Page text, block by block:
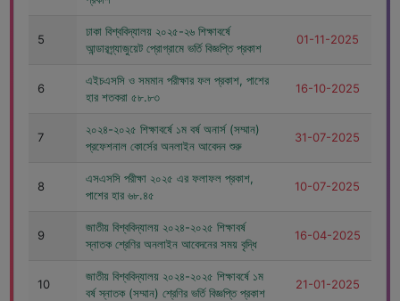
5
ঢাকা বিশ্ববিদ্যালয় ২০২৫-২৬ শিক্ষাবর্ষে
আন্ডারগ্র্যাজুয়েট প্রোগ্রামে ভর্তি বিজ্ঞপ্তি প্রকাশ
01-11-2025
6
এইচএসসি ও সমমান পরীক্ষার ফল প্রকাশ, পাশের
হার শতকরা ৫৮.৮৩
16-10-2025
7
২০২৪-২০২৫ শিক্ষাবর্ষে ১ম বর্ষ অনার্স (সম্মান)
প্রফেশনাল কোর্সের অনলাইন আবেদন শুরু
31-07-2025
8
এসএসসি পরীক্ষা ২০২৫ এর ফলাফল প্রকাশ,
পাশের হার ৬৮.৪৫
10-07-2025
9
জাতীয় বিশ্ববিদ্যালয় ২০২৪-২০২৫ শিক্ষাবর্ষ
স্নাতক শ্রেণির অনলাইন আবেদনের সময় বৃদ্ধি
16-04-2025
10
জাতীয় বিশ্ববিদ্যালয় ২০২৪-২০২৫ শিক্ষাবর্ষে ১ম
বর্ষ স্নাতক (সম্মান) শ্রেণির ভর্তি বিজ্ঞপ্তি প্রকাশ
21-01-2025